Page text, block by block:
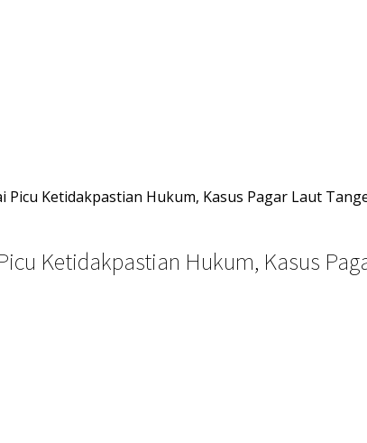
Picu Ketidakpastian Hukum, Kasus Pagar Laut
Ketidakpastian Hukum, Kasus